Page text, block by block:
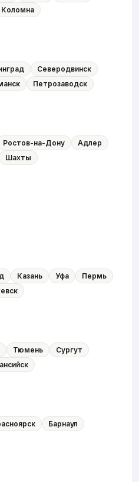
Коломна
Северодвинск
Петрозаводск
Ростов-на-Дону
Адлер
Шахты
Казань Уфа
Пермь
Тюмень
Сургут
Барнаул